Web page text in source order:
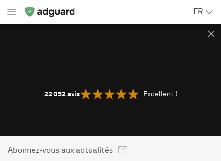
FR
22 052avis Excellent !
Abonnez-vous aux actualités